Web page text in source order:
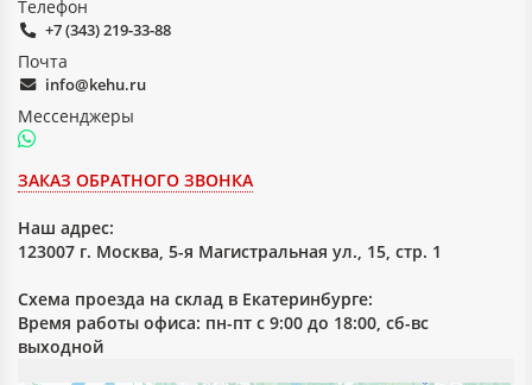
Телефон
+7 (343) 219-33-88
Почта
info@kehu.ru
Мессенджеры
ЗАКАЗ ОБРАТНОГО ЗВОНКА
Наш адрес:
123007 г. Москва, 5-я Магистральная ул., 15, стр. 1
Схема проезда на склад в Екатеринбурге:
Время работы офиса: пн-пт с 9:00 до 18:00, сб-вс
выходной